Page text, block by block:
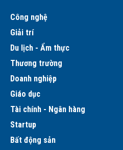
Công nghệ
Giải trí
Du lịch - Ẩm thực
Thương trường
Doanh nghiệp
Giáo dục
Tài chính - Ngân hàng
Startup
Bất động sản